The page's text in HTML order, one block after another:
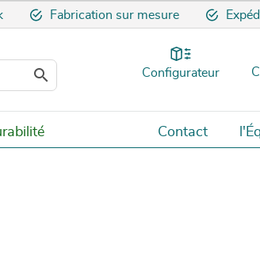
Fabrication sur mesure
 Configurateur
Contact